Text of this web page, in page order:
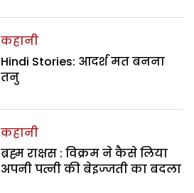
कहानी
Hindi Stories: आदर्श मत बनना
तनु
कहानी
ब्रह्म राक्षस : विक्रम ने कैसे लिया
अपनी पत्नी की बेइज्जती का बदला